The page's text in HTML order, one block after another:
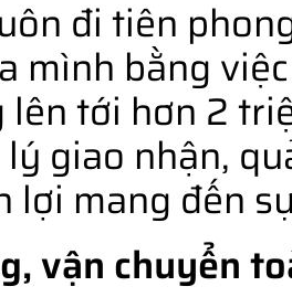
đi tiên
mình bằng
lên tới hơn 2
lý giao nhận,
lợi mang đến
vận chuyển